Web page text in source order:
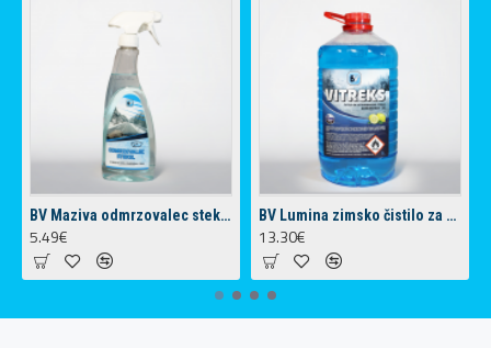
BV Maziva odmrzovalec stekel (500 ml)
5.49€
BV Lumina zimsko čistilo za vetrobransko steklo 5L -30°C
13.30€